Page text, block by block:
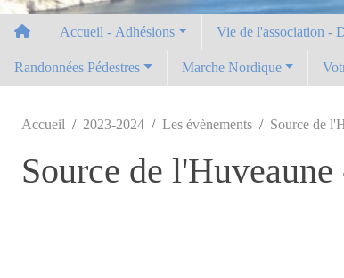
Accueil - Adhésions Vie de l'association -
Randonnées Pédestres Marche Nordique
Accueil 2023-2024 Les évènements Source de
Source de